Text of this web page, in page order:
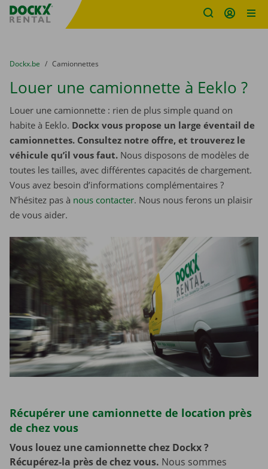
sitename
You are here:
du
Dockx.be to
Camionnettes
Louer une camionnette à Eeklo ?
Louer une camionnette : rien de plus simple quand on
habite à Eeklo. Dockx vous propose un large éventail de
camionnettes. Consultez notre offre, et trouverez le
véhicule qu’il vous faut. Nous disposons de modèles de
toutes les tailles, avec différentes capacités de chargement.
Vous avez besoin d’informations complémentaires ?
N’hésitez pas à nous contacter. Nous nous ferons un plaisir
de vous aider.
Récupérer une camionnette de location près
de chez vous
Vous louez une camionnette chez Dockx ?
Récupérez-la près de chez vous. Nous sommes